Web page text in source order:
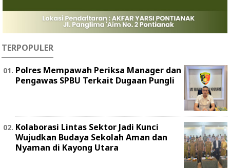
TERPOPULER
Polres Mempawah Periksa Manager dan
Pengawas SPBU Terkait Dugaan Pungli
Kolaborasi Lintas Sektor Jadi Kunci
Wujudkan Budaya Sekolah Aman dan
Nyaman di Kayong Utara